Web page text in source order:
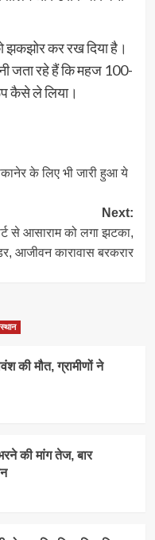
कर रख दिया है।
जता रहे हैं कि महज 100-
कैसे ले लिया।
के लिए भी जारी हुआ ये
Next:
से आसाराम को लगा झटका,
आजीवन कारावास बरकरार
की मौत, ग्रामीणों ने
की मांग तेज, बार